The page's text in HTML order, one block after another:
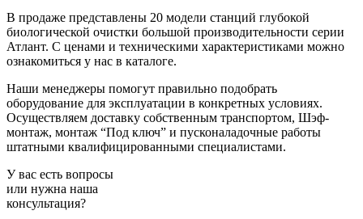
В продаже представлены 20 модели станций глубокой
биологической очистки большой производительности серии
Атлант. С ценами и техническими характеристиками можно
ознакомиться у нас в каталоге.
Наши менеджеры помогут правильно подобрать
оборудование для эксплуатации в конкретных условиях.
Осуществляем доставку собственным транспортом, Шэф-
монтаж, монтаж “Под ключ” и пусконаладочные работы
штатными квалифицированными специалистами.
У вас есть вопросы
или нужна наша
консультация?